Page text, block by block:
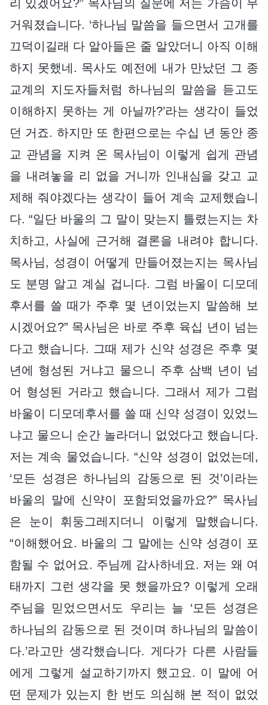
리 있겠어요?” 목사님의 질문에 저는 가슴이 무
거워졌습니다. ‘하나님 말씀을 들으면서 고개를
끄덕이길래 다 알아들은 줄 알았더니 아직 이해
하지 못했네. 목사도 예전에 내가 만났던 그 종
교계의 지도자들처럼 하나님의 말씀을 듣고도
이해하지 못하는 게 아닐까?’라는 생각이 들었
던 거죠. 하지만 또 한편으로는 수십 년 동안 종
교 관념을 지켜 온 목사님이 이렇게 쉽게 관념
을 내려놓을 리 없을 거니까 인내심을 갖고 교
제해 줘야겠다는 생각이 들어 계속 교제했습니
다. “일단 바울의 그 말이 맞는지 틀렸는지는 차
치하고, 사실에 근거해 결론을 내려야 합니다.
목사님, 성경이 어떻게 만들어졌는지는 목사님
도 분명 알고 계실 겁니다. 그럼 바울이 디모데
후서를 쓸 때가 주후 몇 년이었는지 말씀해 보
시겠어요?” 목사님은 바로 주후 육십 년이 넘는
다고 했습니다. 그때 제가 신약 성경은 주후 몇
년에 형성된 거냐고 물으니 주후 삼백 년이 넘
어 형성된 거라고 했습니다. 그래서 제가 그럼
바울이 디모데후서를 쓸 때 신약 성경이 있었느
냐고 물으니 순간 놀라더니 없었다고 했습니다.
저는 계속 물었습니다. “신약 성경이 없었는데,
‘모든 성경은 하나님의 감동으로 된 것’이라는
바울의 말에 신약이 포함되었을까요?” 목사님
은 눈이 휘둥그레지더니 이렇게 말했습니다.
“이해했어요. 바울의 그 말에는 신약 성경이 포
함될 수 없어요. 주님께 감사하네요. 저는 왜 여
태까지 그런 생각을 못 했을까요? 이렇게 오래
주님을 믿었으면서도 우리는 늘 ‘모든 성경은
하나님의 감동으로 된 것이며 하나님의 말씀이
다.’라고만 생각했습니다. 게다가 다른 사람들
에게 그렇게 설교하기까지 했고요. 이 말에 어
떤 문제가 있는지 한 번도 의심해 본 적이 없었